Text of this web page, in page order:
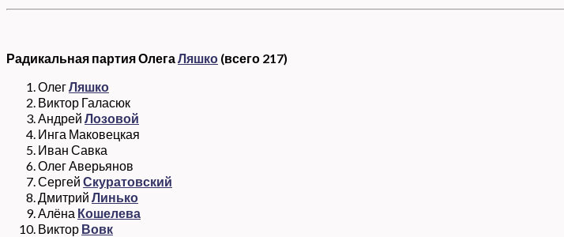
Радикальная партия ОлегаЛяшко (всего 217)
ОлегЛяшко
Виктор Галасюк
Андрей Лозовой
Инга Маковецкая
Иван Савка
Олег Аверьянов
Сергей Скуратовский
Дмитрий Линько
Алёна Кошелева
Виктор Вовк